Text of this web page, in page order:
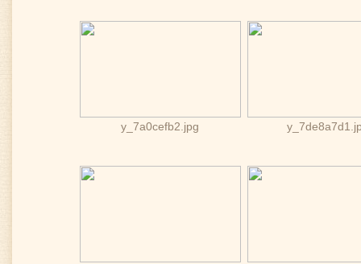
y_7a0cefb2.jpg